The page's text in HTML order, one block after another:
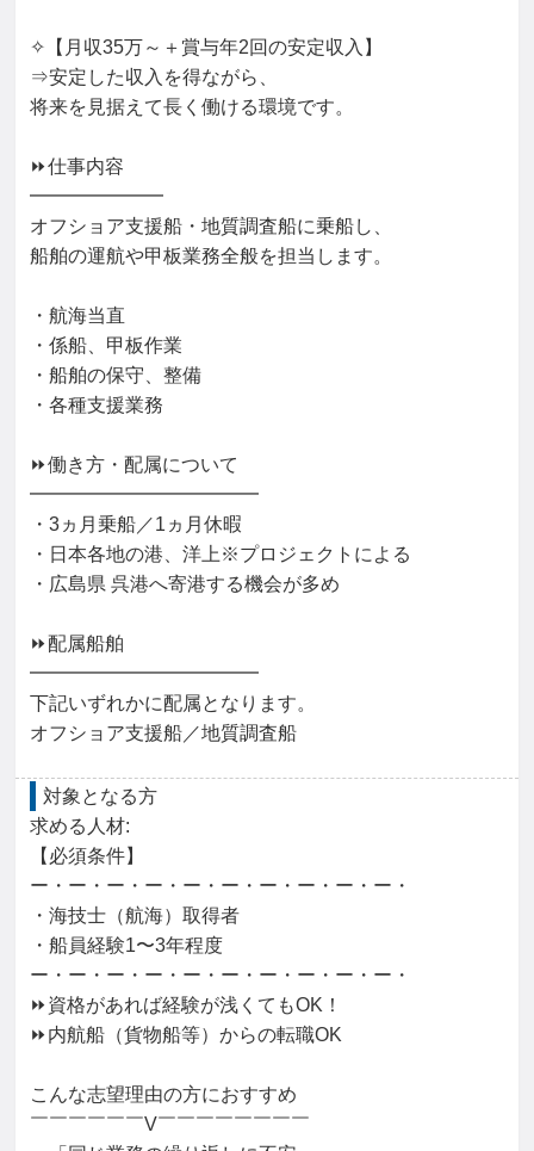
✧【月収35万～＋賞与年2回の安定収入】
⇒安定した収入を得ながら、
将来を見据えて長く働ける環境です。
⏩仕事内容
━━━━━━━
オフショア支援船・地質調査船に乗船し、
船舶の運航や甲板業務全般を担当します。
・航海当直
・係船、甲板作業
・船舶の保守、整備
・各種支援業務
⏩働き方・配属について
━━━━━━━━━━━━
・3ヵ月乗船／1ヵ月休暇
・日本各地の港、洋上※プロジェクトによる
・広島県 呉港へ寄港する機会が多め
⏩配属船舶
━━━━━━━━━━━━
下記いずれかに配属となります。
オフショア支援船／地質調査船
対象となる方
求める人材:
【必須条件】
ー・ー・ー・ー・ー・ー・ー・ー・ー・ー・
・海技士（航海）取得者
・船員経験1〜3年程度
ー・ー・ー・ー・ー・ー・ー・ー・ー・ー・
⏩資格があれば経験が浅くてもOK！
⏩内航船（貨物船等）からの転職OK
こんな志望理由の方におすすめ
￣￣￣￣￣￣V￣￣￣￣￣￣￣￣